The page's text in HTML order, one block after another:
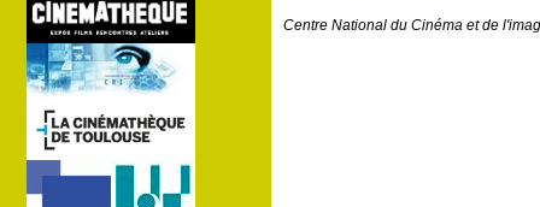
Centre National du Cinéma et de